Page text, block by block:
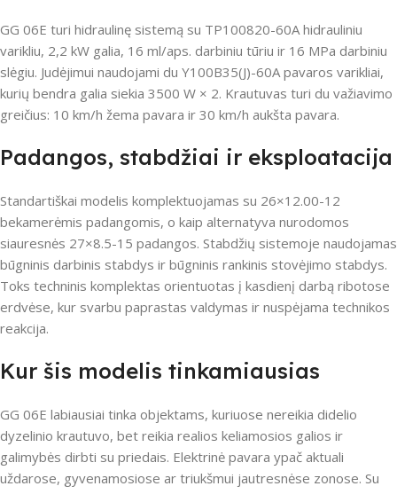
GG 06E turi hidraulinę sistemą su TP100820-60A hidrauliniu
varikliu, 2,2 kW galia, 16 ml/aps. darbiniu tūriu ir 16 MPa darbiniu
slėgiu. Judėjimui naudojami du Y100B35(J)-60A pavaros varikliai,
kurių bendra galia siekia 3500 W × 2. Krautuvas turi du važiavimo
greičius: 10 km/h žema pavara ir 30 km/h aukšta pavara.
Padangos, stabdžiai ir eksploatacija
Standartiškai modelis komplektuojamas su 26×12.00-12
bekamerėmis padangomis, o kaip alternatyva nurodomos
siauresnės 27×8.5-15 padangos. Stabdžių sistemoje naudojamas
būgninis darbinis stabdys ir būgninis rankinis stovėjimo stabdys.
Toks techninis komplektas orientuotas į kasdienį darbą ribotose
erdvėse, kur svarbu paprastas valdymas ir nuspėjama technikos
reakcija.
Kur šis modelis tinkamiausias
GG 06E labiausiai tinka objektams, kuriuose nereikia didelio
dyzelinio krautuvo, bet reikia realios keliamosios galios ir
galimybės dirbti su priedais. Elektrinė pavara ypač aktuali
uždarose, gyvenamosiose ar triukšmui jautresnėse zonose. Su